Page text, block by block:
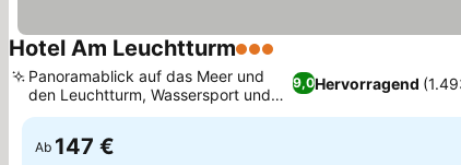
Hotel Am Leuchtturm3 Sterne
9,0Hervorragend
Panoramablick auf das Meer und
den Leuchtturm, Wassersport und
Golfaktivitäten
Ab 147 €